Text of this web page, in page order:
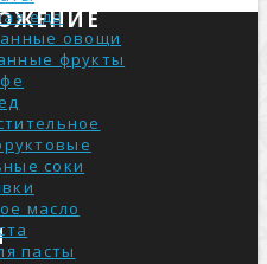
еда
овощи
фрукты
соки
масло
пасты